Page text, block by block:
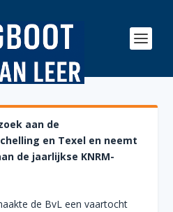
aan de
en Texel en neemt
de jaarlijkse KNRM-
de BvL een vaartocht